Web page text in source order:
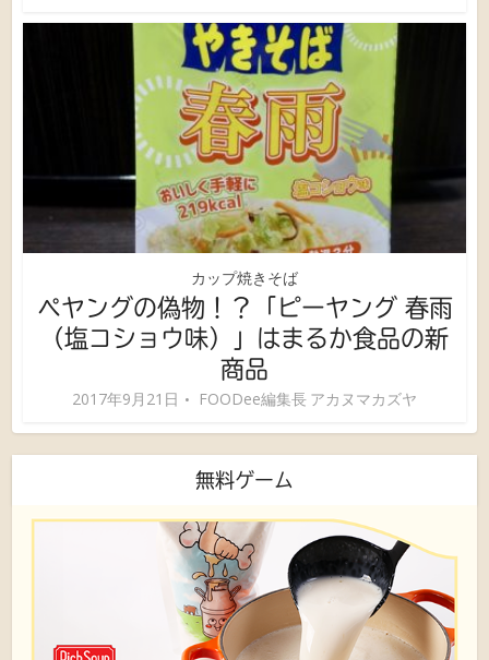
カップ焼きそば
ペヤングの偽物！？「ピーヤング 春雨
（塩コショウ味）」はまるか食品の新
商品
2017年9月21日 FOODee編集長 アカヌマカズヤ
無料ゲーム